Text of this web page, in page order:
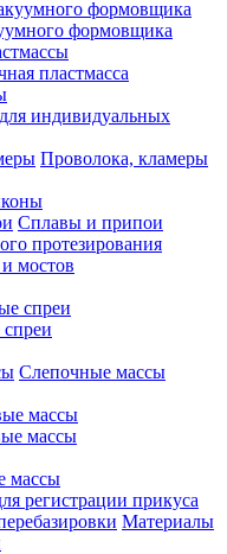
формовщика
пластмасса
индивидуальных
Проволока, кламеры
Сплавы и припои
протезирования
мостов
Слепочные массы
массы
массы
массы
регистрации прикуса
Материалы